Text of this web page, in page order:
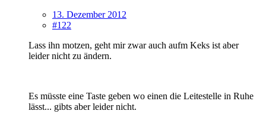
13. Dezember 2012
#122
Lass ihn motzen, geht mir zwar auch aufm Keks ist aber
leider nicht zu ändern.
Es müsste eine Taste geben wo einen die Leitestelle in Ruhe
lässt... gibts aber leider nicht.